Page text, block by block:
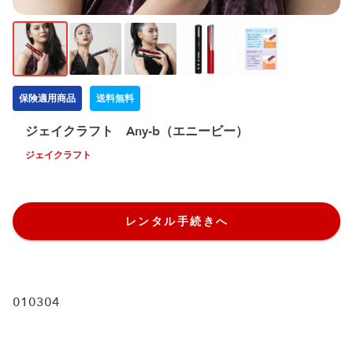
保険適用商品 送料無料
ジェイクラフト Any-b（エニービー）
ジェイクラフト
レンタル手続きへ
010304